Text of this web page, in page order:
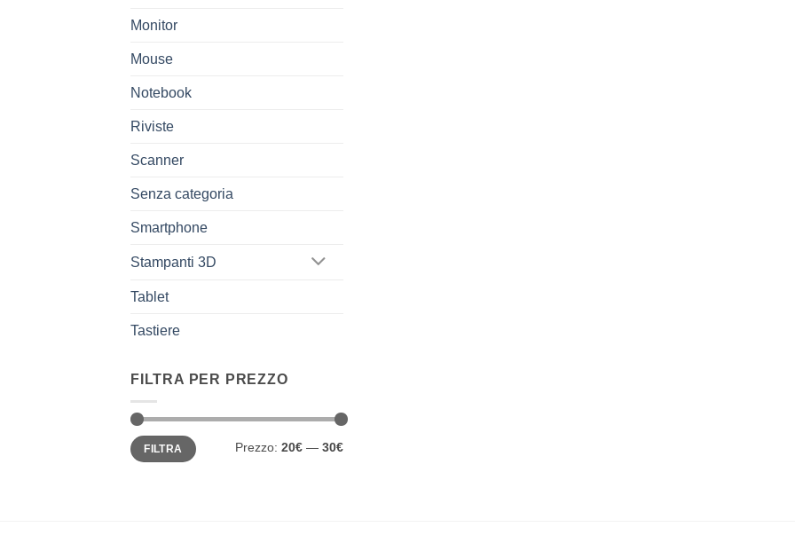
Monitor
Mouse
Notebook
Riviste
Scanner
Senza categoria
Smartphone
Stampanti 3D
Tablet
Tastiere
FILTRA PER PREZZO
Prezzo
Min
Prezzo
MaxFILTRA Prezzo: 20€ — 30€